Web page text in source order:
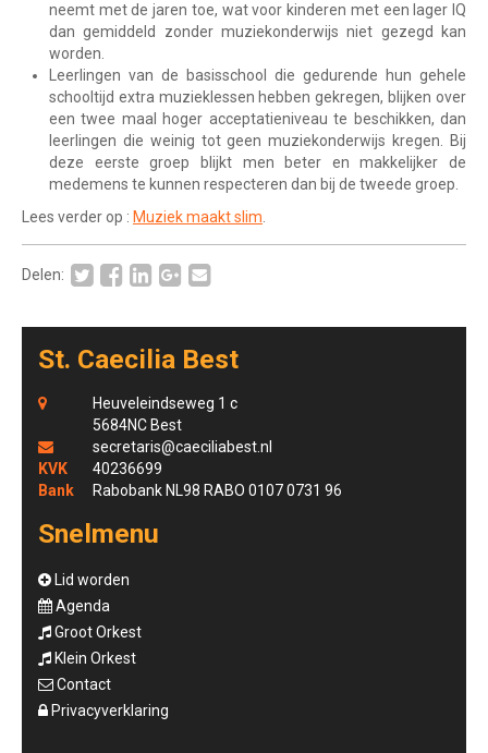
neemt met de jaren toe, wat voor kinderen met een lager IQ
dan gemiddeld zonder muziekonderwijs niet gezegd kan
worden.
Leerlingen van de basisschool die gedurende hun gehele
schooltijd extra muzieklessen hebben gekregen, blijken over
een twee maal hoger acceptatieniveau te beschikken, dan
leerlingen die weinig tot geen muziekonderwijs kregen. Bij
deze eerste groep blijkt men beter en makkelijker de
medemens te kunnen respecteren dan bij de tweede groep.
Lees verder op : Muziek maakt slim.
Delen:
St. Caecilia Best
Heuveleindseweg 1 c
5684NC Best
secretaris@caeciliabest.nl
KVK
40236699
Bank
Rabobank NL98 RABO 0107 0731 96
Snelmenu
Lid worden
Agenda
Groot Orkest
Klein Orkest
Contact
Privacyverklaring